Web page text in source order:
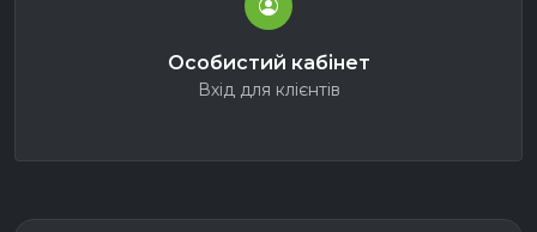
Особистий кабінет
Вхід для клієнтів